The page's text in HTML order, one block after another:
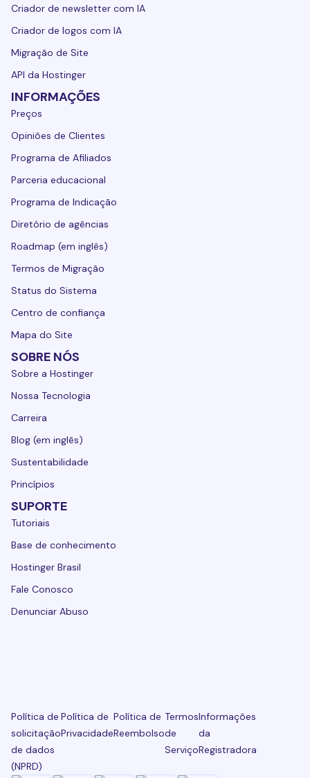
Criador de newsletter com IA
Criador de logos com IA
Migração de Site
API da Hostinger
INFORMAÇÕES
Preços
Opiniões de Clientes
Programa de Afiliados
Parceria educacional
Programa de Indicação
Diretório de agências
Roadmap (em inglês)
Termos de Migração
Status do Sistema
Centro de confiança
Mapa do Site
SOBRE NÓS
Sobre a Hostinger
Nossa Tecnologia
Carreira
Blog (em inglês)
Sustentabilidade
Princípios
SUPORTE
Tutoriais
Base de conhecimento
Hostinger Brasil
Fale Conosco
Denunciar Abuso
Política de
solicitação
de dados
(NPRD)
Política de
Privacidade
Política de
Reembolso
Termos
de
Serviço
Informações
da
Registradora